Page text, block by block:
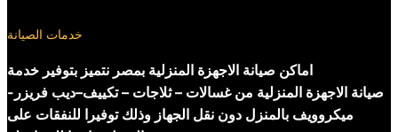
خدمات الصيانة
اماكن صيانة الاجهزة المنزلية بمصر نتميز بتوفير خدمة
صيانة الاجهزة المنزلية من غسالات – ثلاجات – تكييف–ديب فريزر-
ميكروويف بالمنزل دون نقل الجهاز وذلك توفيرا للنفقات على